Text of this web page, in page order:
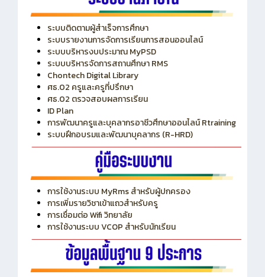
ระบบติดตามผู้สำเร็จการศึกษา
ระบบรายงานการจัดการเรียนการสอนออนไลน์
ระบบบริหารงบประมาณ MyPSD
ระบบบริหารจัดการสถานศึกษา RMS
Chontech Digital Library
ศธ.02 ครูและครูที่ปรึกษา
ศธ.02 ตรวจสอบผลการเรียน
ID Plan
การพัฒนาครูและบุคลากรอาชีวศึกษาออนไลน์ Rtraining
ระบบฝึกอบรมและพัฒนาบุคลากร (R-HRD)
การใช้งานระบบ MyRms สำหรับผู้ปกครอง
การเพิ่มรายวิชาเข้าแถวสำหรับครู
การเชื่อมต่อ Wifi วิทยาลัย
การใช้งานระบบ VCOP สำหรับนักเรียน